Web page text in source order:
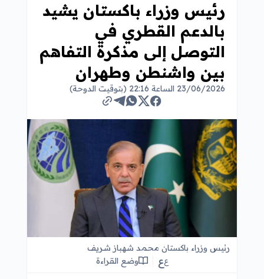
رئيس وزراء باكستان يشيد
بالدعم القطري في
التوصل إلى مذكرة التفاهم
بين واشنطن وطهران
23/06/2026 الساعة 22:16 (بتوقيت الدوحة)
رئيس وزراء باكستان محمد شهباز شريف
عع وضع القراءة